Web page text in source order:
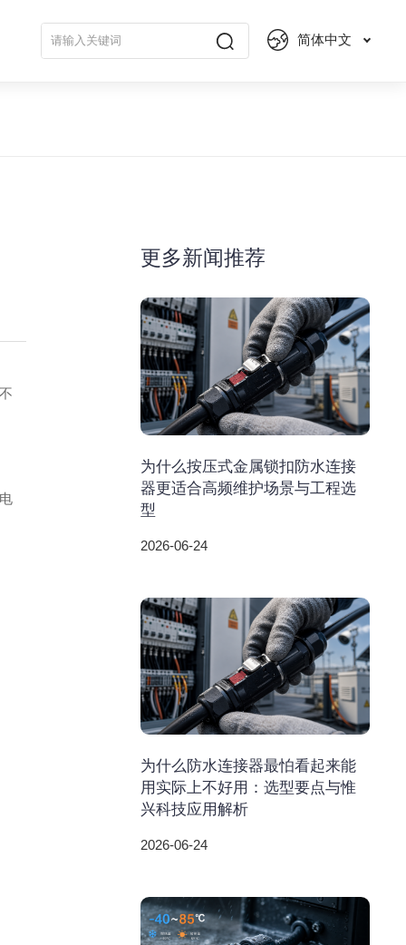
简体中文
更多新闻推荐
为什么按压式金属锁扣防水连接
器更适合高频维护场景与工程选
型
2026-06-24
为什么防水连接器最怕看起来能
用实际上不好用：选型要点与惟
兴科技应用解析
2026-06-24